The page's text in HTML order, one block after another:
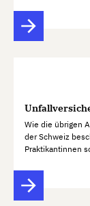
Wie die übrigen
der Schweiz
Praktikantinnen